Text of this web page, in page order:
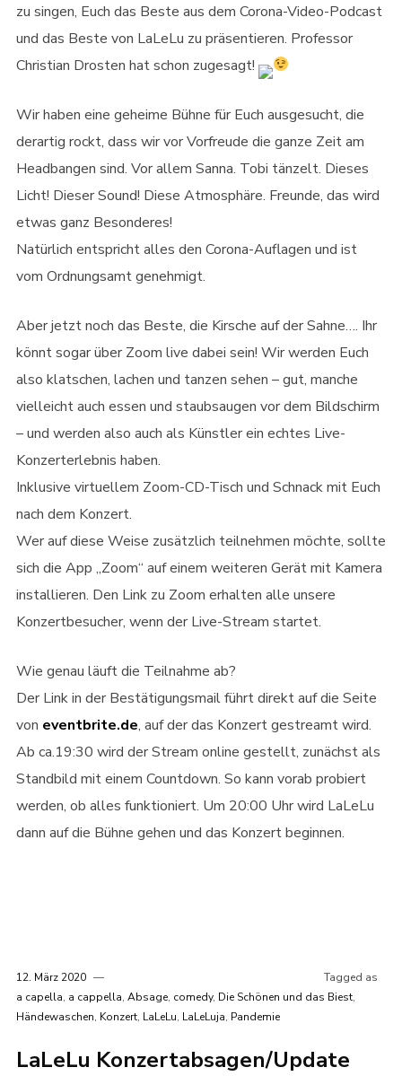
zu singen, Euch das Beste aus dem Corona-Video-Podcast
und das Beste von LaLeLu zu präsentieren. Professor
Christian Drosten hat schon zugesagt!
Wir haben eine geheime Bühne für Euch ausgesucht, die
derartig rockt, dass wir vor Vorfreude die ganze Zeit am
Headbangen sind. Vor allem Sanna. Tobi tänzelt. Dieses
Licht! Dieser Sound! Diese Atmosphäre. Freunde, das wird
etwas ganz Besonderes!
Natürlich entspricht alles den Corona-Auflagen und ist
vom Ordnungsamt genehmigt.
Aber jetzt noch das Beste, die Kirsche auf der Sahne…. Ihr
könnt sogar über Zoom live dabei sein! Wir werden Euch
also klatschen, lachen und tanzen sehen – gut, manche
vielleicht auch essen und staubsaugen vor dem Bildschirm
– und werden also auch als Künstler ein echtes Live-
Konzerterlebnis haben.
Inklusive virtuellem Zoom-CD-Tisch und Schnack mit Euch
nach dem Konzert.
Wer auf diese Weise zusätzlich teilnehmen möchte, sollte
sich die App „Zoom“ auf einem weiteren Gerät mit Kamera
installieren. Den Link zu Zoom erhalten alle unsere
Konzertbesucher, wenn der Live-Stream startet.
Wie genau läuft die Teilnahme ab?
Der Link in der Bestätigungsmail führt direkt auf die Seite
von eventbrite.de, auf der das Konzert gestreamt wird.
Ab ca.19:30 wird der Stream online gestellt, zunächst als
Standbild mit einem Countdown. So kann vorab probiert
werden, ob alles funktioniert. Um 20:00 Uhr wird LaLeLu
dann auf die Bühne gehen und das Konzert beginnen.
12. März 2020
Tagged as
a capella, a cappella, Absage, comedy, Die Schönen und das Biest,
Händewaschen, Konzert, LaLeLu, LaLeLuja, Pandemie
LaLeLu Konzertabsagen/Update